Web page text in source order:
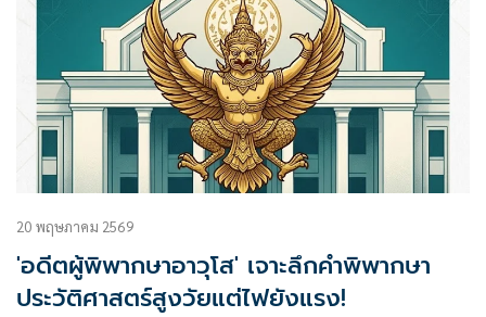
20 พฤษภาคม 2569
'อดีตผู้พิพากษาอาวุโส' เจาะลึกคำพิพากษา
ประวัติศาสตร์สูงวัยแต่ไฟยังแรง!